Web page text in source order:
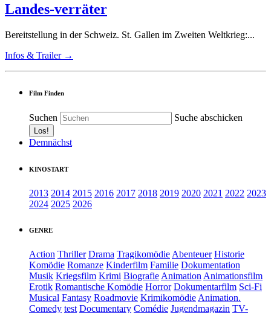
Landes-verräter
Bereitstellung in der Schweiz. St. Gallen im Zweiten Weltkrieg:...
Infos & Trailer →
Film Finden
Suchen Suche abschicken
Demnächst
KINOSTART
2013 2014 2015 2016 2017 2018 2019 2020 2021 2022 2023
2024 2025 2026
GENRE
Action Thriller Drama TragikomödieAbenteuer Historie
Komödie Romanze Kinderfilm Familie Dokumentation
Musik Kriegsfilm Krimi BiografieAnimationAnimationsfilm
Erotik Romantische Komödie Horror Dokumentarfilm Sci-Fi
Musical Fantasy Roadmovie KrimikomödieAnimation.
Comedy test Documentary Comédie Jugendmagazin TV-